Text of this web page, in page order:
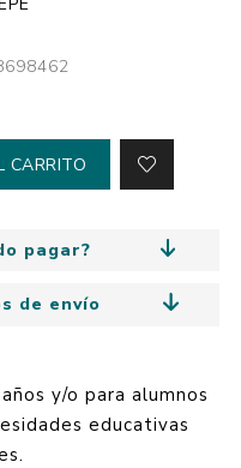
CARRITO
pagar?
de envío
y/o para alumnos
educativas